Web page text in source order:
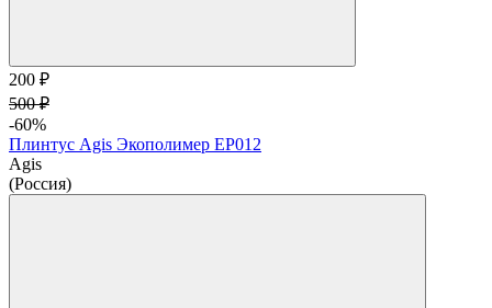
200 ₽
500 ₽
-60%
Плинтус Agis Экополимер EP012
Agis
(Россия)